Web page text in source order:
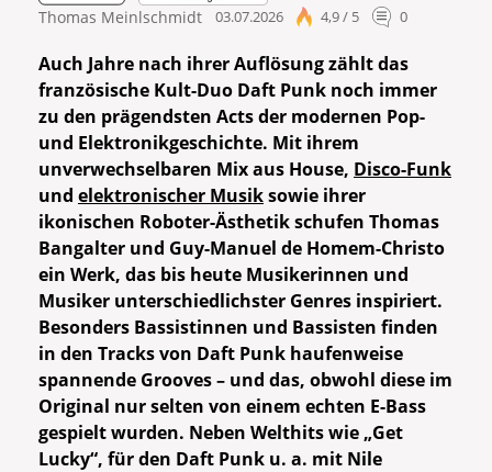
Thomas Meinlschmidt 03.07.2026 4,9 / 5 0
Auch Jahre nach ihrer Auflösung zählt das
französische Kult-Duo Daft Punk noch immer
zu den prägendsten Acts der modernen Pop-
und Elektronikgeschichte. Mit ihrem
unverwechselbaren Mix aus House, Disco-Funk
und elektronischer Musiksowie ihrer
ikonischen Roboter-Ästhetik schufen Thomas
Bangalter und Guy-Manuel de Homem-Christo
ein Werk, das bis heute Musikerinnen und
Musiker unterschiedlichster Genres inspiriert.
Besonders Bassistinnen und Bassisten finden
in den Tracks von Daft Punk haufenweise
spannende Grooves – und das, obwohl diese im
Original nur selten von einem echten E-Bass
gespielt wurden. Neben Welthits wie „Get
Lucky“, für den Daft Punk u. a. mit Nile